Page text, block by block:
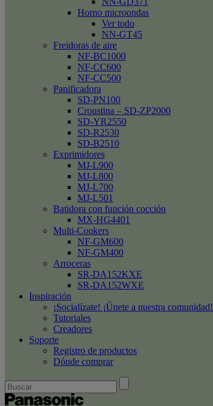
Horno microondas
Ver todo
NN-GT45
Freidoras de aire
NF-BC1000
NF-CC600
NF-CC500
Panificadora
SD-PN100
Croustina – SD-ZP2000
SD-YR2550
SD-R2530
SD-B2510
Exprimidores
MJ-L900
MJ-L800
MJ-L700
MJ-L501
Batidora con función cocción
MX-HG4401
Multi-Cookers
NF-GM600
NF-GM400
Arroceras
SR-DA152KXE
SR-DA152WXE
Inspiración
¡Socialízate! ¡Únete a nuestra comunidad!
Tutoriales
Creadores
Soporte
Registro de productos
Dónde comprar